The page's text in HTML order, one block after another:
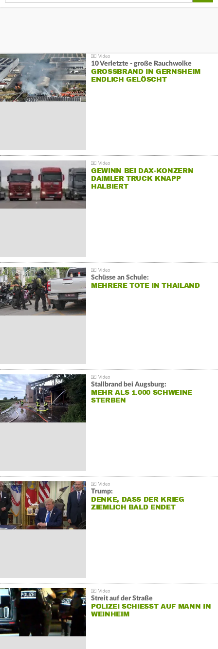
10 Verletzte - große Rauchwolke
GROSSBRAND IN GERNSHEIM E
NDLICH GELÖSCHT
GEWINN BEI DAX-KONZERN
DAIMLER TRUCK KNAPP
HALBIERT
Schüsse an Schule:
MEHRERE TOTE IN THAILAND
Stallbrand bei Augsburg:
MEHR ALS 1.000 SCHWEINE
STERBEN
Trump:
DENKE, DASS DER KRIEG
ZIEMLICH BALD ENDET
Streit auf der Straße
POLIZEI SCHIESST AUF MANN IN W
EINHEIM